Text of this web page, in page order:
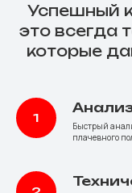
Успешный
это всегда
которые
Быстрый
плачевного